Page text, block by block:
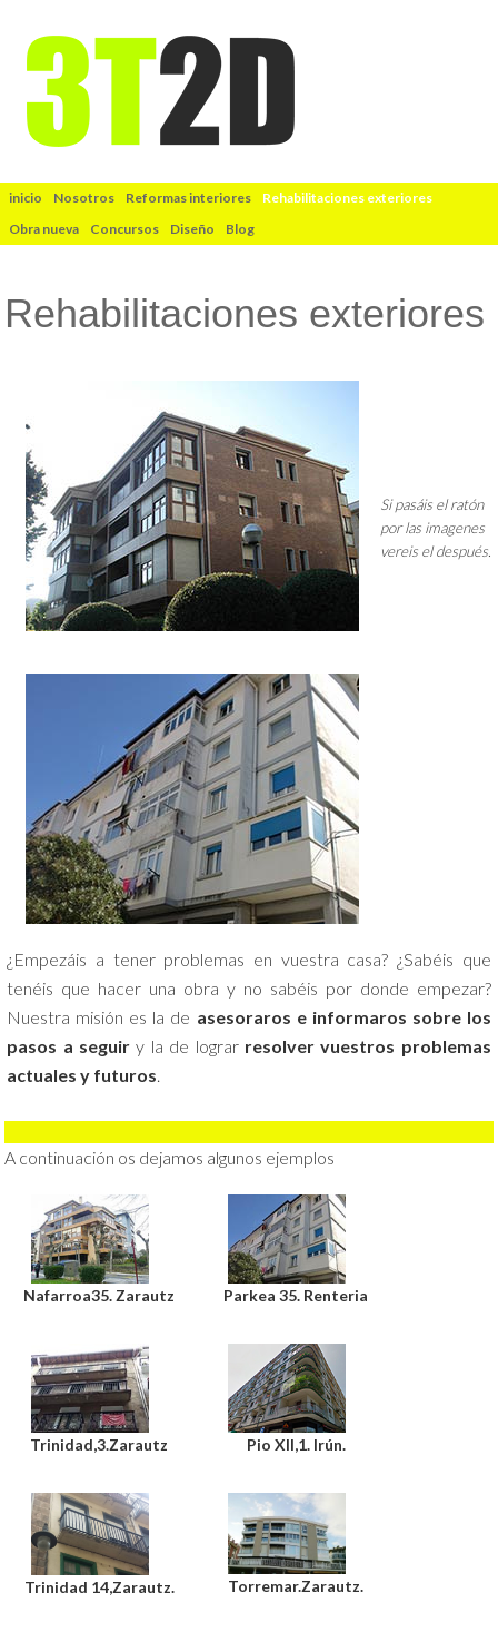
inicio Nosotros Reformas interiores
Rehabilitaciones exteriores
Obra nueva
Concursos Diseño Blog
Rehabilitaciones exteriores
Si pasáis el ratón
por las imagenes
vereis el después.
¿Empezáis a tener problemas en vuestra casa? ¿Sabéis que
tenéis que hacer una obra y no sabéis por donde empezar?
Nuestra misión es la de asesoraros e informaros sobre los
pasos a seguir y la de lograr resolver vuestros problemas
actuales y futuros.
A continuación os dejamos algunos ejemplos
Nafarroa35. Zarautz Parkea 35. Renteria
Trinidad,3.Zarautz Pio XII,1. Irún.
Trinidad 14,Zarautz. Torremar.Zarautz.